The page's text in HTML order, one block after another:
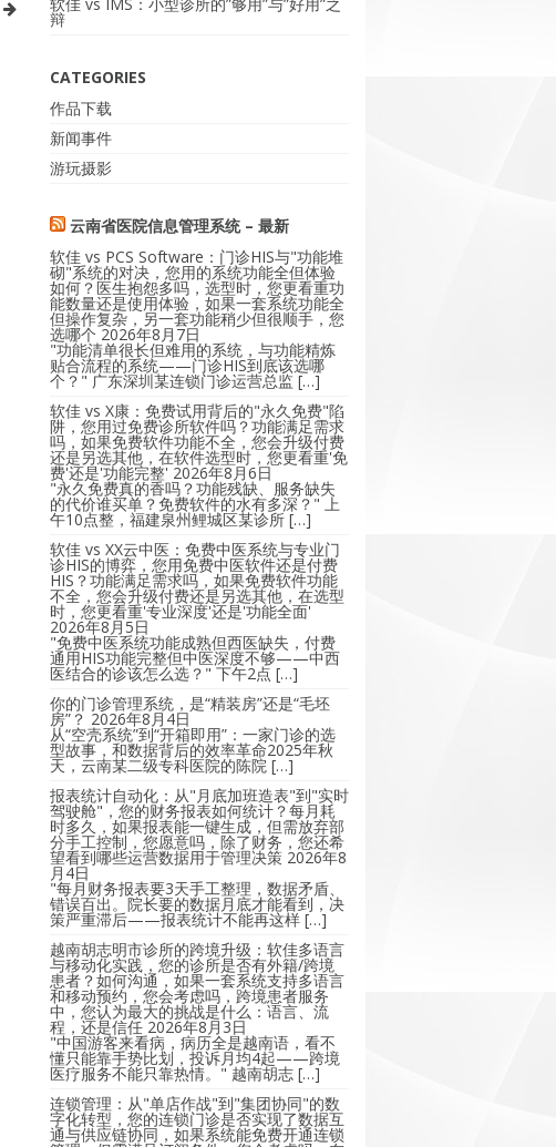
辩
CATEGORIES
作品下载
新闻事件
游玩摄影
云南省医院信息管理系统 – 最新
软佳 vs PCS Software：门诊HIS与"功能堆
砌"系统的对决，您用的系统功能全但体验
如何？医生抱怨多吗，选型时，您更看重功
能数量还是使用体验，如果一套系统功能全
但操作复杂，另一套功能稍少但很顺手，您
选哪个 2026年8月7日
"功能清单很长但难用的系统，与功能精炼
贴合流程的系统——门诊HIS到底该选哪
个？" 广东深圳某连锁门诊运营总监 […]
软佳 vs X康：免费试用背后的"永久免费"陷
阱，您用过免费诊所软件吗？功能满足需求
吗，如果免费软件功能不全，您会升级付费
还是另选其他，在软件选型时，您更看重'免
费'还是'功能完整' 2026年8月6日
"永久免费真的香吗？功能残缺、服务缺失
的代价谁买单？免费软件的水有多深？" 上
午10点整，福建泉州鲤城区某诊所 […]
软佳 vs XX云中医：免费中医系统与专业门
诊HIS的博弈，您用免费中医软件还是付费
HIS？功能满足需求吗，如果免费软件功能
不全，您会升级付费还是另选其他，在选型
时，您更看重'专业深度'还是'功能全面'
2026年8月5日
"免费中医系统功能成熟但西医缺失，付费
通用HIS功能完整但中医深度不够——中西
医结合的诊该怎么选？" 下午2点 […]
你的门诊管理系统，是“精装房”还是“毛坯
房”？ 2026年8月4日
从“空壳系统”到“开箱即用”：一家门诊的选
型故事，和数据背后的效率革命2025年秋
天，云南某二级专科医院的陈院 […]
报表统计自动化：从"月底加班造表"到"实时
驾驶舱"，您的财务报表如何统计？每月耗
时多久，如果报表能一键生成，但需放弃部
分手工控制，您愿意吗，除了财务，您还希
望看到哪些运营数据用于管理决策 2026年8
月4日
"每月财务报表要3天手工整理，数据矛盾、
错误百出。院长要的数据月底才能看到，决
策严重滞后——报表统计不能再这样 […]
越南胡志明市诊所的跨境升级：软佳多语言
与移动化实践，您的诊所是否有外籍/跨境
患者？如何沟通，如果一套系统支持多语言
和移动预约，您会考虑吗，跨境患者服务
中，您认为最大的挑战是什么：语言、流
程，还是信任 2026年8月3日
"中国游客来看病，病历全是越南语，看不
懂只能靠手势比划，投诉月均4起——跨境
医疗服务不能只靠热情。" 越南胡志 […]
连锁管理：从"单店作战"到"集团协同"的数
字化转型，您的连锁门诊是否实现了数据互
通与供应链协同，如果系统能免费开通连锁